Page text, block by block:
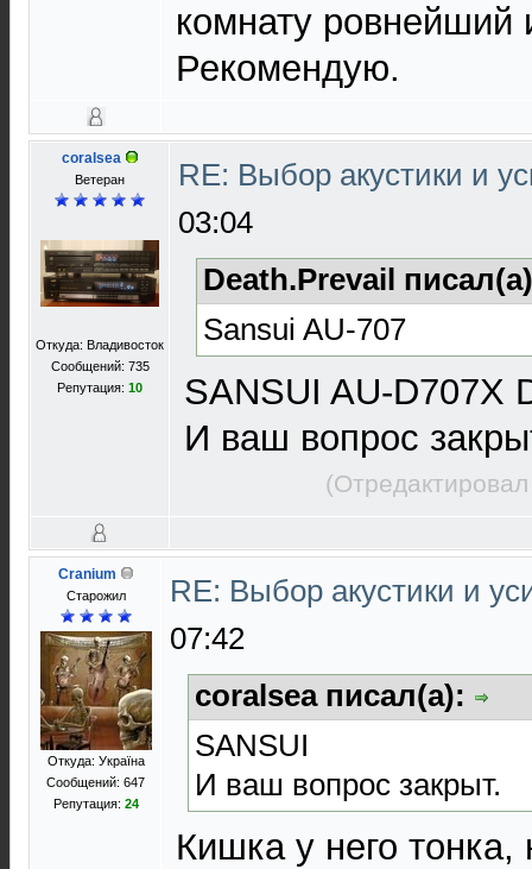
комнату ровнейший
Рекомендую.
coralsea
Ветеран
Откуда: Владивосток
Сообщений: 735
Репутация: 10
RE: Выбор акустики и
03:04
Death.Prevail
Sansui AU-707
SANSUI AU-D707X
И ваш вопрос
Cranium
Старожил
Откуда: Україна
Сообщений: 647
Репутация: 24
RE: Выбор акустики и
07:42
coralsea писал(а):
SANSUI
И ваш вопрос закрыт.
Кишка у него тонка,